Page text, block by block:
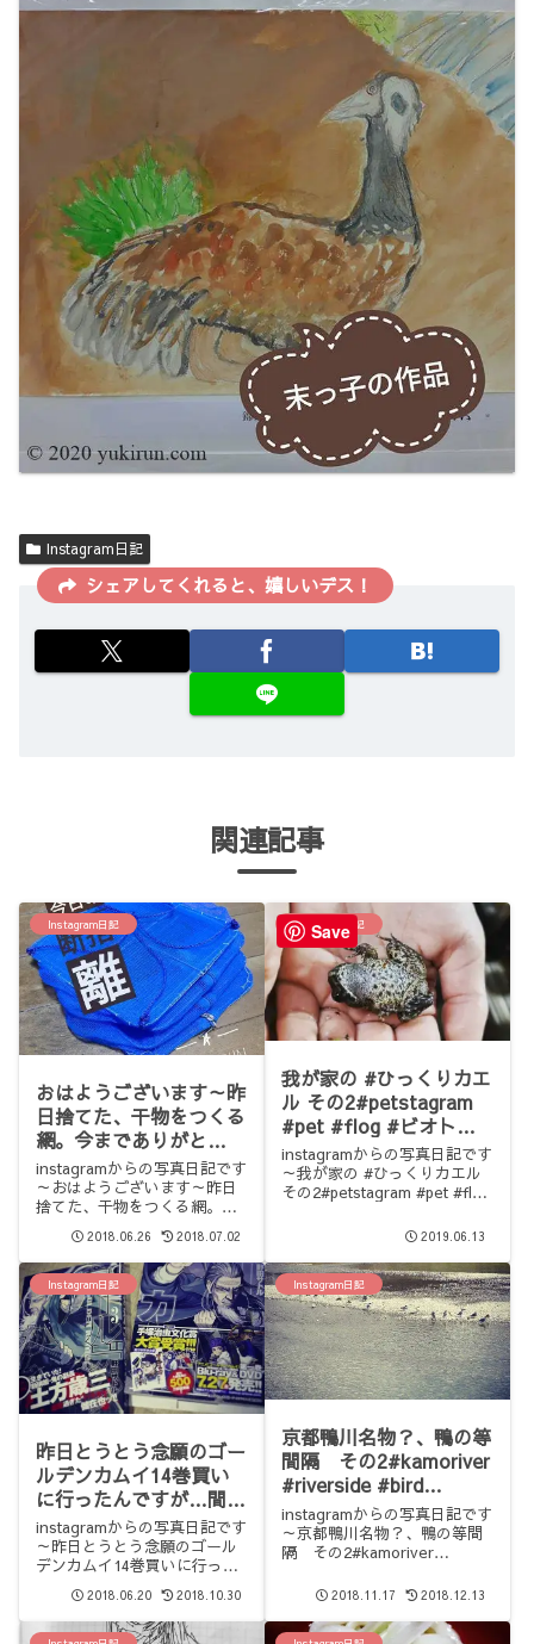
Instagram日記
シェアしてくれると、嬉しいデス！
関連記事
Instagram日記
おはようございます～昨
日捨てた、干物をつくる
網。今までありがと
う!#1日1捨 #断捨離
instagramからの写真日記です
～おはようございます～昨日
捨てた、干物をつくる網。今
までありがとう!#1日1捨 #断
2018.06.26 2018.07.02
Instagram日記
我が家の #ひっくりカエ
ル その2#petstagram
#pet #flog #ビオトー
プ #biotope
instagramからの写真日記です
～我が家の #ひっくりカエル
その2#petstagram #pet #flog
2019.06.13
Instagram日記
昨日とうとう念願のゴー
ルデンカムイ14巻買い
に行ったんですが…間違
えて 3巻を買ってしまい
ました （汗）事前に連
絡して今日 、新刊と取
り替えてもらいました
(^o^)丸善のお姉さん、
instagramからの写真日記です
～昨日とうとう念願のゴール
デンカムイ14巻買いに行った
んですが…間違えて 3巻を買
ってしまいました （汗）事前
に連絡して今日 、新刊と取り
2018.06.20 2018.10.30
Instagram日記
京都鴨川名物？、鴨の等
間隔 その2#kamoriver
#riverside #bird
#kyoto
instagramからの写真日記です
～京都鴨川名物？、鴨の等間
隔 その2#kamoriver
2018.11.17 2018.12.13
Save